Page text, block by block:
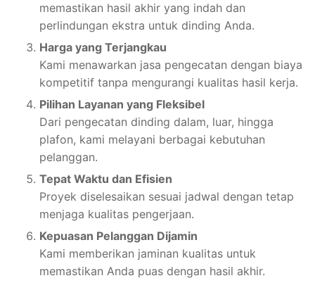
memastikan hasil akhir yang indah dan
perlindungan ekstra untuk dinding Anda.
Harga yang Terjangkau
Kami menawarkan jasa pengecatan dengan biaya
kompetitif tanpa mengurangi kualitas hasil kerja.
Pilihan Layanan yang Fleksibel
Dari pengecatan dinding dalam, luar, hingga
plafon, kami melayani berbagai kebutuhan
pelanggan.
Tepat Waktu dan Efisien
Proyek diselesaikan sesuai jadwal dengan tetap
menjaga kualitas pengerjaan.
Kepuasan Pelanggan Dijamin
Kami memberikan jaminan kualitas untuk
memastikan Anda puas dengan hasil akhir.